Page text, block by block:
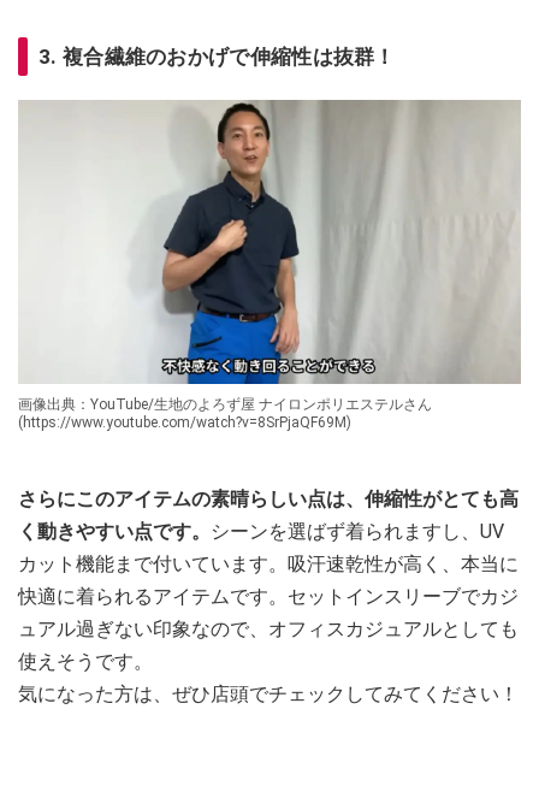
3. 複合繊維のおかげで伸縮性は抜群！
画像出典：YouTube/生地のよろず屋 ナイロンポリエステルさん
(https://www.youtube.com/watch?v=8SrPjaQF69M)
さらにこのアイテムの素晴らしい点は、伸縮性がとても高
く動きやすい点です。
シーンを選ばず着られますし、UV
カット機能まで付いています。吸汗速乾性が高く、本当に
快適に着られるアイテムです。セットインスリーブでカジ
ュアル過ぎない印象なので、オフィスカジュアルとしても
使えそうです。
気になった方は、ぜひ店頭でチェックしてみてください！